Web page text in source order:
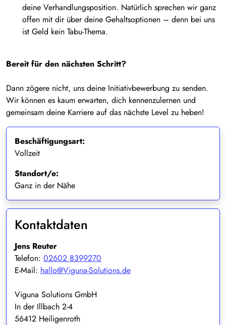
deine Verhandlungsposition. Natürlich sprechen wir ganz
offen mit dir über deine Gehaltsoptionen – denn bei uns
ist Geld kein Tabu-Thema.
Bereit für den nächsten Schritt?
Dann zögere nicht, uns deine Initiativbewerbung zu senden.
Wir können es kaum erwarten, dich kennenzulernen und
gemeinsam deine Karriere auf das nächste Level zu heben!
Beschäftigungsart:
Vollzeit
Standort/e:
Ganz in der Nähe
Kontaktdaten
Jens Reuter
Telefon: 02602 8399270
E-Mail: hallo@Viguna-Solutions.de
Viguna Solutions GmbH
In der Illbach 2-4
56412 Heiligenroth